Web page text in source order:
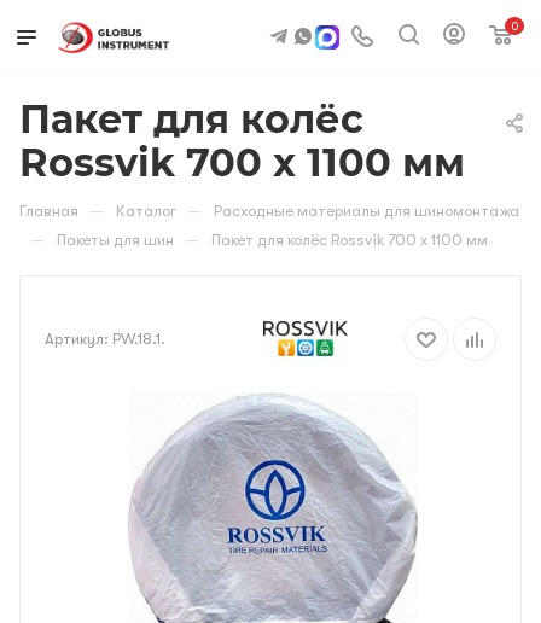
0
Пакет для колёс
Rossvik 700 x 1100 мм
Главная — Каталог — Расходные материалы для шиномонтажа
— Пакеты для шин — Пакет для колёс Rossvik 700 x 1100 мм
Артикул: PW.18.1.